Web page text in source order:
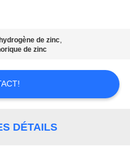
de zinc,
de zinc
DÉTAILS